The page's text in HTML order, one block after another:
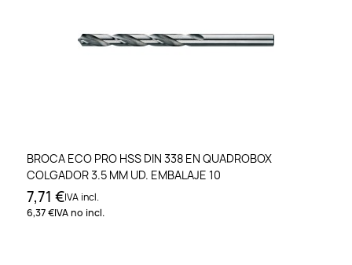
BROCA ECO PRO HSS DIN 338 EN QUADROBOX
COLGADOR 3.5 MM UD. EMBALAJE 10
7,71 €IVA incl.
6,37 €IVA no incl.